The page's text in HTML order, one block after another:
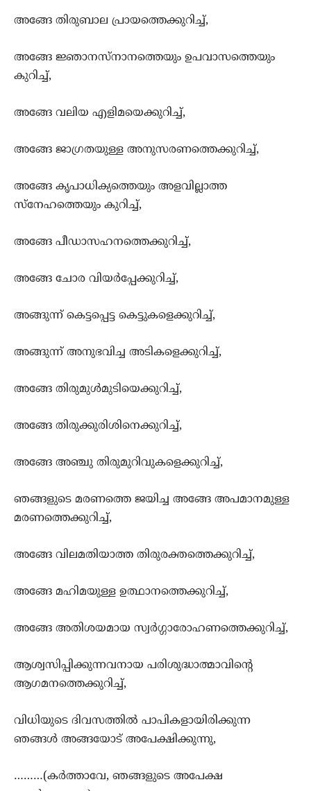
അങ്ങേ തിരുബാല പ്രായത്തെക്കുറിച്ച്,
അങ്ങേ ജ്ഞാനസ്നാനത്തെയും ഉപവാസത്തെയും
കുറിച്ച്,
അങ്ങേ വലിയ എളിമയെക്കുറിച്ച്,
അങ്ങേ ജാഗ്രതയുള്ള അനുസരണത്തെക്കുറിച്ച്,
അങ്ങേ കൃപാധിക്യത്തെയും അളവില്ലാത്ത
സ്നേഹത്തെയും കുറിച്ച്,
അങ്ങേ പീഡാസഹനത്തെക്കുറിച്ച്,
അങ്ങേ ചോര വിയര്‍പ്പേക്കുറിച്ച്,
അങ്ങുന്ന് കെട്ടപ്പെട്ട കെട്ടുകളെക്കുറിച്ച്,
അങ്ങുന്ന് അനുഭവിച്ച അടികളെക്കുറിച്ച്,
അങ്ങേ തിരുമുള്‍‍മുടിയെക്കുറിച്ച്,
അങ്ങേ തിരുക്കുരിശിനെക്കുറിച്ച്,
അങ്ങേ അഞ്ചു തിരുമുറിവുകളെക്കുറിച്ച്,
ഞങ്ങളുടെ മരണത്തെ ജയിച്ച അങ്ങേ അപമാനമുള്ള
മരണത്തെക്കുറിച്ച്,
അങ്ങേ വിലമതിയാത്ത തിരുരക്തത്തെക്കുറിച്ച്,
അങ്ങേ മഹിമയുള്ള ഉത്ഥാനത്തെക്കുറിച്ച്,
അങ്ങേ അതിശയമായ സ്വര്‍ഗ്ഗാരോഹണത്തെക്കുറിച്ച്,
ആശ്വസിപ്പിക്കുന്നവനായ പരിശുദ്ധാത്മാവിന്‍റെ
ആഗമനത്തെക്കുറിച്ച്,
വിധിയുടെ ദിവസത്തില്‍ പാപികളായിരിക്കുന്ന
ഞങ്ങള്‍ അങ്ങയോട് അപേക്ഷിക്കുന്നു,
………(കര്‍ത്താവേ, ഞങ്ങളുടെ അപേക്ഷ